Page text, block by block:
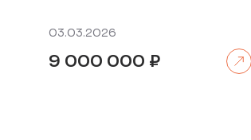
03.03.2026
9 000 000 ₽